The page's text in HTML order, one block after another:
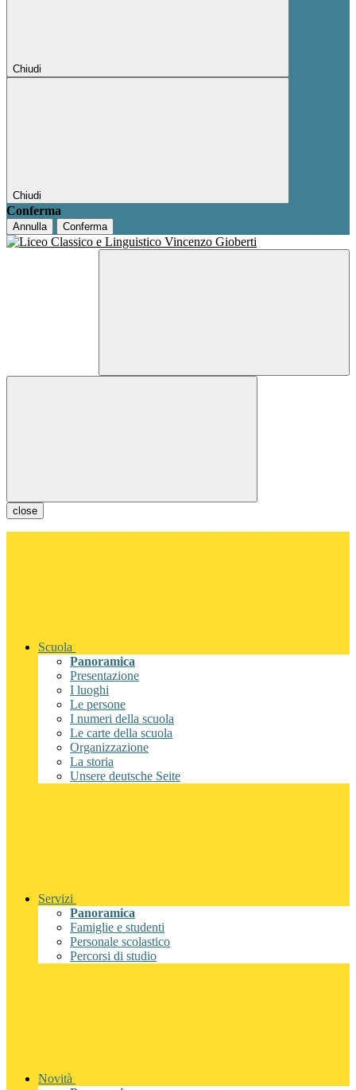
Chiudi
Chiudi
Conferma
Annulla Conferma
close
Scuola
Panoramica
Presentazione
I luoghi
Le persone
I numeri della scuola
Le carte della scuola
Organizzazione
La storia
Unsere deutsche Seite
Servizi
Panoramica
Famiglie e studenti
Personale scolastico
Percorsi di studio
Novità